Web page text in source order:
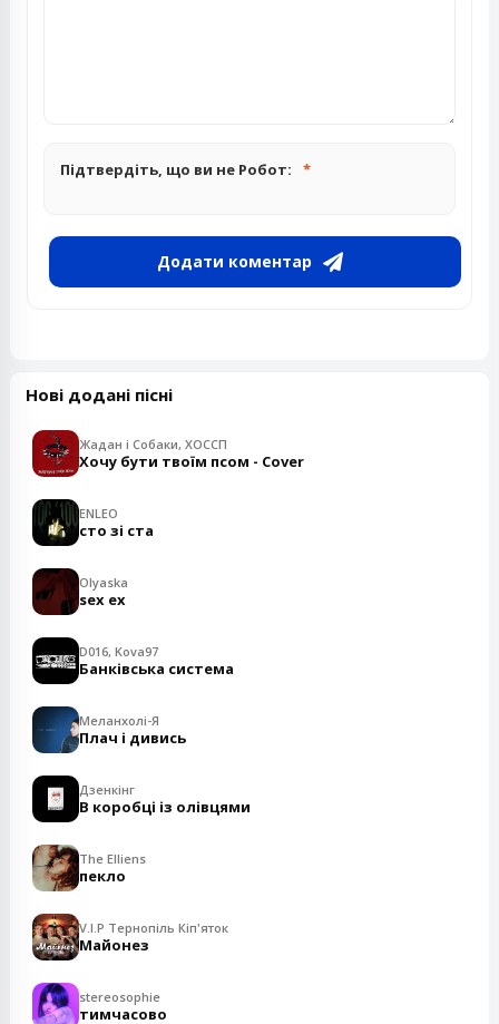
Підтвердіть, що ви не Робот:
Додати коментар
Нові додані пісні
Жадан і Собаки, ХОССП
Хочу бути твоїм псом - Cover
ENLEO
сто зі ста
Olyaska
sex ex
D016, Kova97
Банківська система
Меланхолі-Я
Плач і дивись
Дзенкінг
В коробці із олівцями
The Elliens
пекло
V.I.P Тернопіль Кіп'яток
Майонез
stereosophie
тимчасово